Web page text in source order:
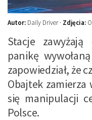
Autor: Daily Driver · Zdjęcia:
Stacje
panikę
zapowiedział, że
Obajtek
się manipulacji
Polsce.